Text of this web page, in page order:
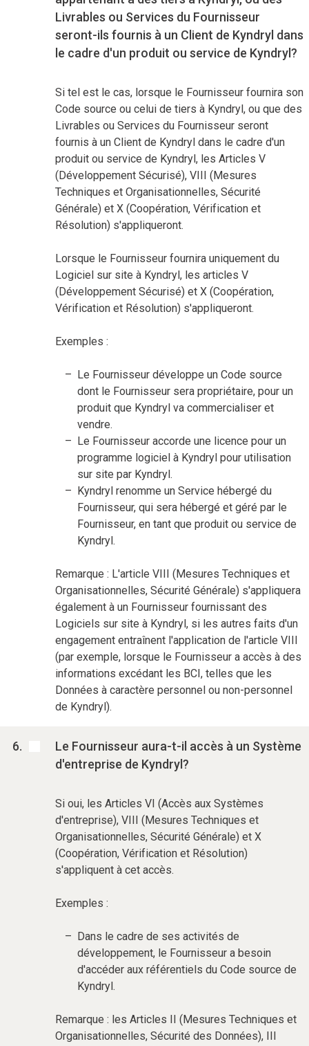
Livrables ou Services du Fournisseur
seront-ils fournis à un Client de Kyndryl dans
le cadre d'un produit ou service de Kyndryl?
Si tel est le cas, lorsque le Fournisseur fournira son
Code source ou celui de tiers à Kyndryl, ou que des
Livrables ou Services du Fournisseur seront
fournis à un Client de Kyndryl dans le cadre d'un
produit ou service de Kyndryl, les Articles V
(Développement Sécurisé), VIII (Mesures
Techniques et Organisationnelles, Sécurité
Générale) et X (Coopération, Vérification et
Résolution) s'appliqueront.
Lorsque le Fournisseur fournira uniquement du
Logiciel sur site à Kyndryl, les articles V
(Développement Sécurisé) et X (Coopération,
Vérification et Résolution) s'appliqueront.
Exemples :
Le Fournisseur développe un Code source
dont le Fournisseur sera propriétaire, pour un
produit que Kyndryl va commercialiser et
vendre.
Le Fournisseur accorde une licence pour un
programme logiciel à Kyndryl pour utilisation
sur site par Kyndryl.
Kyndryl renomme un Service hébergé du
Fournisseur, qui sera hébergé et géré par le
Fournisseur, en tant que produit ou service de
Kyndryl.
Remarque : L'article VIII (Mesures Techniques et
Organisationnelles, Sécurité Générale) s'appliquera
également à un Fournisseur fournissant des
Logiciels sur site à Kyndryl, si les autres faits d'un
engagement entraînent l'application de l'article VIII
(par exemple, lorsque le Fournisseur a accès à des
informations excédant les BCI, telles que les
Données à caractère personnel ou non-personnel
de Kyndryl).
Le Fournisseur aura-t-il accès à un Système
d'entreprise de Kyndryl?
Si oui, les Articles VI (Accès aux Systèmes
d'entreprise), VIII (Mesures Techniques et
Organisationnelles, Sécurité Générale) et X
(Coopération, Vérification et Résolution)
s'appliquent à cet accès.
Exemples :
Dans le cadre de ses activités de
développement, le Fournisseur a besoin
d'accéder aux référentiels du Code source de
Kyndryl.
Remarque : les Articles II (Mesures Techniques et
Organisationnelles, Sécurité des Données), III